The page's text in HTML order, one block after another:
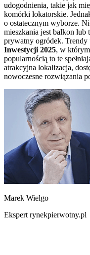
udogodnienia, takie jak
komórki lokatorskie.
o ostatecznym wyborze.
mieszkania jest balkon lub
prywatny ogródek.
Inwestycji 2025, w
popularnością to te
atrakcyjna lokalizacja,
nowoczesne rozwiązania
Marek Wielgo
Ekspert rynekpierwotny.pl